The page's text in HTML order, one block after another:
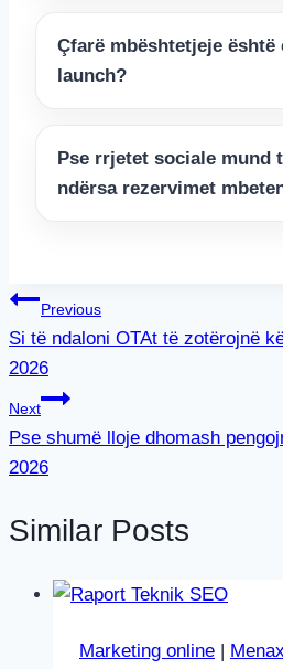
Çfarë mbështetjeje është
launch?
Pse rrjetet sociale mund
ndërsa rezervimet
Lëvizje
te
postimet
Previous
Si të ndaloni OTAt të zotërojnë
2026
Next
Pse shumë lloje dhomash
2026
Similar Posts
Marketing online